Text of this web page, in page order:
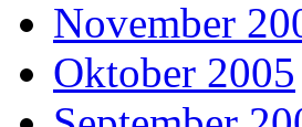
November
Oktober 2005